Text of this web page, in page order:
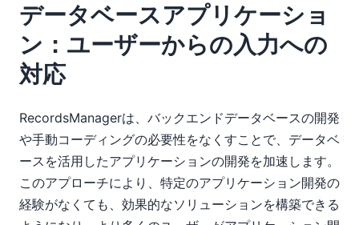
データベースアプリケーショ
ン：ユーザーからの入力への
対応
RecordsManagerは、バックエンドデータベースの開発
や手動コーディングの必要性をなくすことで、データベ
ースを活用したアプリケーションの開発を加速します。
このアプローチにより、特定のアプリケーション開発の
経験がなくても、効果的なソリューションを構築できる